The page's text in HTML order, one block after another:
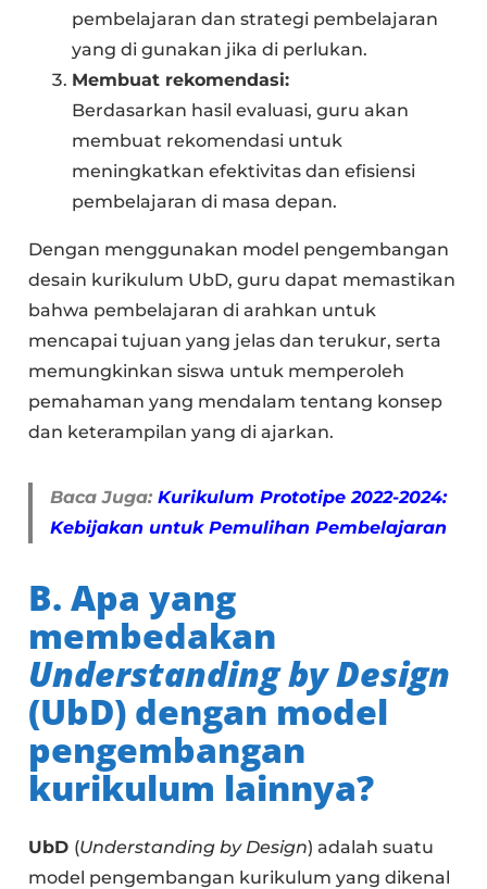
pembelajaran dan strategi pembelajaran
yang di gunakan jika di perlukan.
Membuat rekomendasi:
Berdasarkan hasil evaluasi, guru akan
membuat rekomendasi untuk
meningkatkan efektivitas dan efisiensi
pembelajaran di masa depan.
Dengan menggunakan model pengembangan
desain kurikulum UbD, guru dapat memastikan
bahwa pembelajaran di arahkan untuk
mencapai tujuan yang jelas dan terukur, serta
memungkinkan siswa untuk memperoleh
pemahaman yang mendalam tentang konsep
dan keterampilan yang di ajarkan.
Baca Juga:Kurikulum Prototipe 2022-2024:
Kebijakan untuk Pemulihan Pembelajaran
B. Apa yang
membedakan
Understanding by Design
(UbD) dengan model
pengembangan
kurikulum lainnya?
UbD (Understanding by Design) adalah suatu
model pengembangan kurikulum yang dikenal